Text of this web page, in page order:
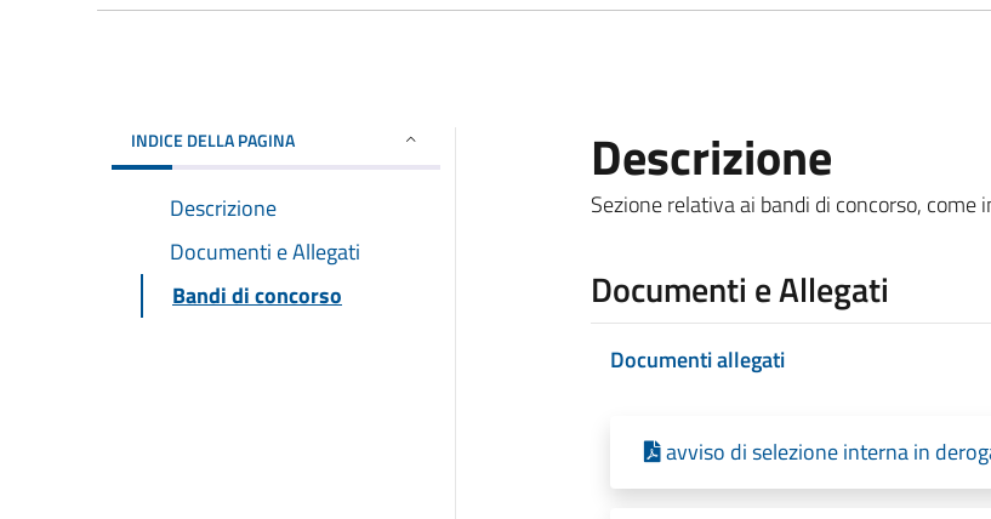
INDICE DELLA PAGINA
Descrizione
Documenti e Allegati
Bandi di concorso
Descrizione
Sezione relativa ai bandi di concorso,
Documenti e Allegati
Documenti allegati
avviso di selezione interna in